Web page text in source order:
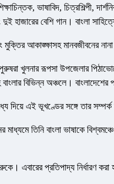
ভাষাবিদ, চিত্রশিল্পী,
বেশি গান। বাংলা
মুক্তির আকাঙ্ক্ষাসহ মানবজীবনের
খুলনার রূপসা উপজেলার
বিভিন্ন অঞ্চলে।
দিয়ে এই ভূখণ্ডের সঙ্গে তার সম্পর্ক
তিনি বাংলা ভাষাকে
এবারের প্রতিপাদ্য নির্ধারণ করা